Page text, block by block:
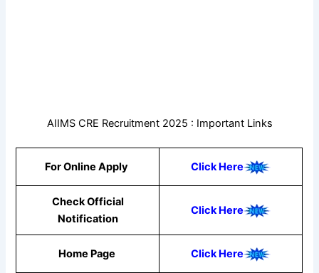
AIIMS CRE Recruitment 2025 : Important Links
For Online Apply Click Here
Check Official
Notification
Click Here
Home Page Click Here